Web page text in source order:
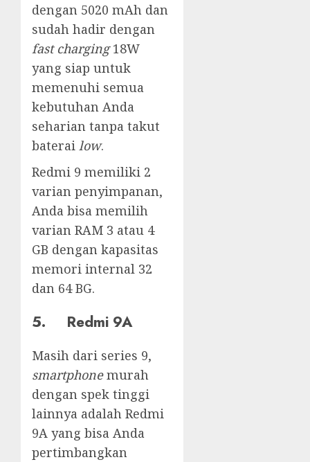
dengan 5020 mAh dan
sudah hadir dengan
fast charging18W
yang siap untuk
memenuhi semua
kebutuhan Anda
seharian tanpa takut
baterai low.
Redmi 9 memiliki 2
varian penyimpanan,
Anda bisa memilih
varian RAM 3 atau 4
GB dengan kapasitas
memori internal 32
dan 64 BG.
5. Redmi 9A
Masih dari series 9,
smartphonemurah
dengan spek tinggi
lainnya adalah Redmi
9A yang bisa Anda
pertimbangkan